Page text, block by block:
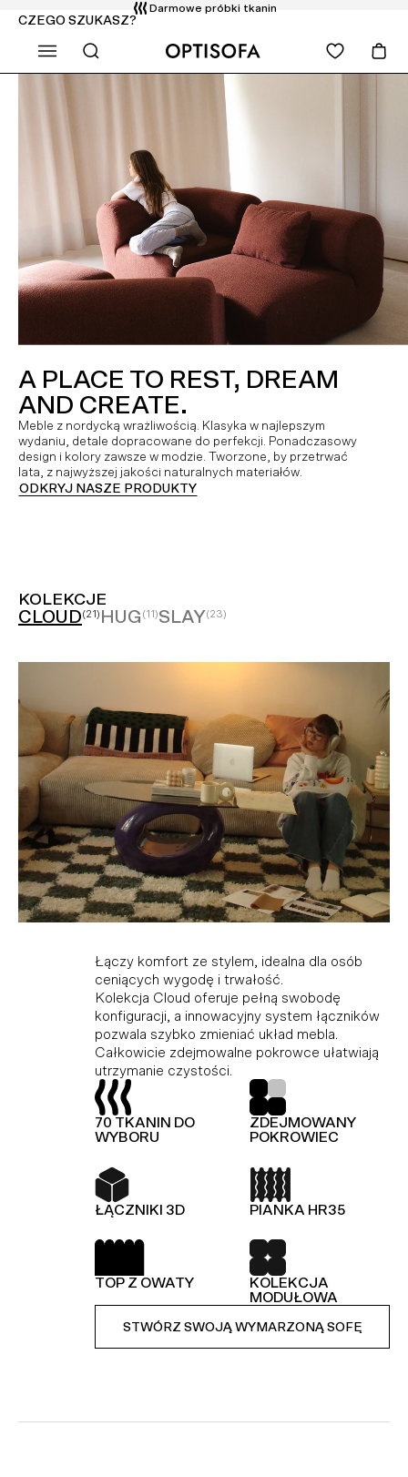
Bezpłatny transport, wniesienie i montaż
Zwrot do 14 dni
CZEGO SZUKASZ?
A PLACE TO REST, DREAM
AND CREATE.
Meble z nordycką wrażliwością. Klasyka w najlepszym
wydaniu, detale dopracowane do perfekcji. Ponadczasowy
design i kolory zawsze w modzie. Tworzone, by przetrwać
lata, z najwyższej jakości naturalnych materiałów.
ODKRYJ NASZE PRODUKTY
KOLEKCJE
CLOUD(21) HUG (11)SLAY(23)
Łączy komfort ze stylem, idealna dla osób
ceniących wygodę i trwałość.
Kolekcja Cloud oferuje pełną swobodę
konfiguracji, a innowacyjny system łączników
pozwala szybko zmieniać układ mebla.
Całkowicie zdejmowalne pokrowce ułatwiają
utrzymanie czystości.
70 TKANIN DO
WYBORU
ZDEJMOWANY
POKROWIEC
ŁĄCZNIKI 3D PIANKA HR35
TOP Z OWATY
KOLEKCJA
MODUŁOWA
STWÓRZ SWOJĄ WYMARZONĄ SOFĘ
którzy cenią wygodę i trwałość. Dzięki
modułowej konstrukcji i innowacyjnemu
systemowi łączników, Hug umożliwia dowolną
konfigurację i łatwą zmianę układu bez użycia
narzędzi.
TOP Z OWATY PIANKA HR35
ŁĄCZNIKI 3D
KOLEKCJA
MODUŁOWA
52 TKANINY DO
WYBORU
STWÓRZ SWOJĄ WYMARZONĄ SOFĘ
dopasowuje się do różnych przestrzeni,
ciesząc miłośników minimalistycznego stylu i
funkcjonalności. Wykonana z wysokiej jakości
materiałów, gwarantujących trwałość i
elegancję. Dodatkowo, kolekcja Slay jest
wyposażona w piankę premium, zapewniającą
wyjątkowy komfort.
TOP Z OWATY
70 TKANIN DO
WYBORU
PIANKA HR35 SPRĘŻYNY FALISTE
KOLEKCJA
MODUŁOWA
STWÓRZ SWOJĄ WYMARZONĄ SOFĘ